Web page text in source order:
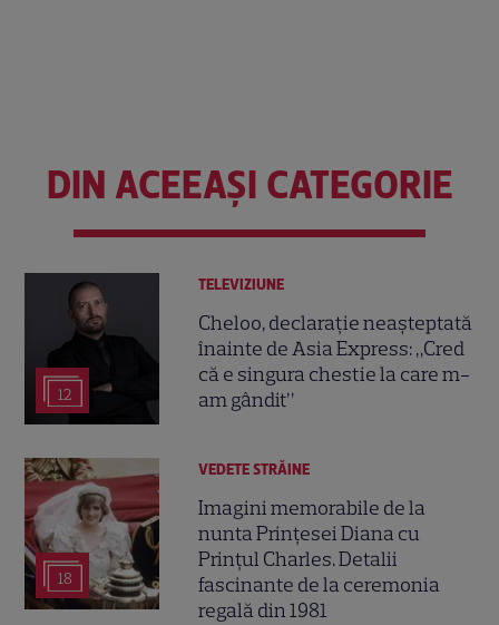
DIN ACEEAȘI CATEGORIE
12
TELEVIZIUNE
Cheloo, declarație neașteptată
înainte de Asia Express: „Cred
că e singura chestie la care m-
am gândit”
18
VEDETE STRĂINE
Imagini memorabile de la
nunta Prințesei Diana cu
Prințul Charles. Detalii
fascinante de la ceremonia
regală din 1981